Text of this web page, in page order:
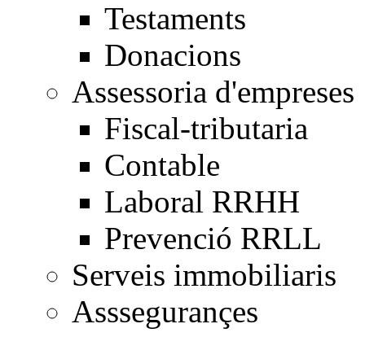
Testaments
Donacions
Assessoria d'empreses
Fiscal-tributaria
Contable
Laboral RRHH
Prevenció RRLL
Serveis immobiliaris
Asssegurançes